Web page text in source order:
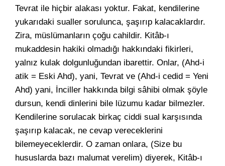
Tevrat ile hiçbir alakası yoktur. Fakat, kendilerine
yukarıdaki sualler sorulunca, şaşırıp kalacaklardır.
Zira, müslümanların çoğu cahildir. Kitâb-ı
mukaddesin hakiki olmadığı hakkındaki fikirleri,
yalnız kulak dolgunluğundan ibarettir. Onlar, (Ahd-i
atik = Eski Ahd), yani, Tevrat ve (Ahd-i cedid = Yeni
Ahd) yani, İnciller hakkında bilgi sâhibi olmak şöyle
dursun, kendi dinlerini bile lüzumu kadar bilmezler.
Kendilerine sorulacak birkaç ciddi sual karşısında
şaşırıp kalacak, ne cevap vereceklerini
bilemeyeceklerdir. O zaman onlara, (Size bu
hususlarda bazı malumat verelim) diyerek, Kitâb-ı